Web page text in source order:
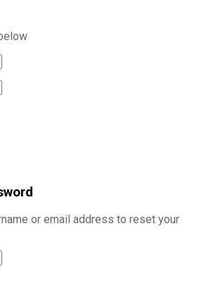
or email address to reset your